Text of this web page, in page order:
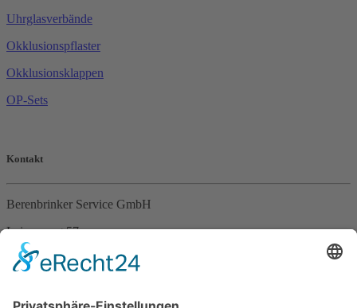
Uhrglasverbände
Okklusionspflaster
Okklusionsklappen
OP-Sets
Kontakt
Berenbrinker Service GmbH
Leinenweg 57
33415 Verl